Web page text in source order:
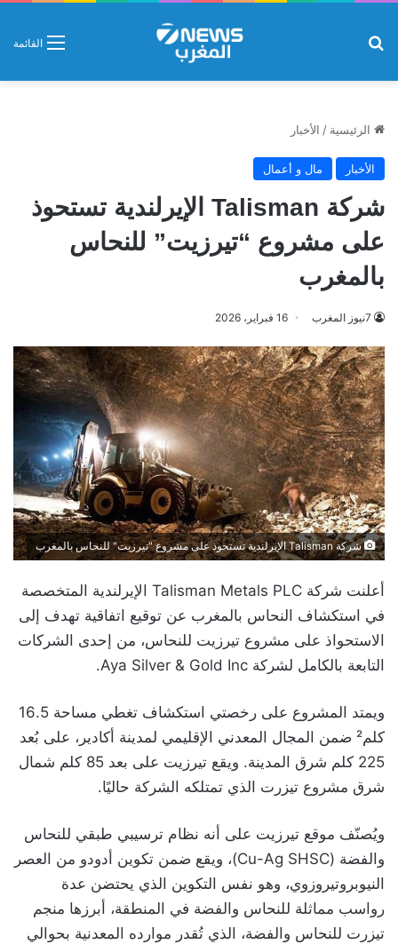
القائمة
الرئيسية / الأخبار
الأخبار مال و أعمال
شركة Talisman الإيرلندية تستحوذ
على مشروع “تيرزيت” للنحاس
بالمغرب
7نيوز المغرب 16 فبراير، 2026
شركة Talisman الإيرلندية تستحوذ على مشروع "تيرزيت" للنحاس بالمغرب
أعلنت شركة Talisman Metals PLC الإيرلندية المتخصصة
في استكشاف النحاس بالمغرب عن توقيع اتفاقية تهدف إلى
الاستحواذ على مشروع تيرزيت للنحاس، من إحدى الشركات
التابعة بالكامل لشركة Aya Silver & Gold Inc.
ويمتد المشروع على رخصتي استكشاف تغطي مساحة 16.5
كلم² ضمن المجال المعدني الإقليمي لمدينة أكادير، على بُعد
225 كلم شرق المدينة. ويقع تيرزيت على بعد 85 كلم شمال
شرق مشروع تيزرت الذي تمتلكه الشركة حاليًا.
ويُصنّف موقع تيرزيت على أنه نظام ترسيبي طبقي للنحاس
والفضة (Cu-Ag SHSC)، ويقع ضمن تكوين أدودو من العصر
النيوبروتيروزوي، وهو نفس التكوين الذي يحتضن عدة
رواسب مماثلة للنحاس والفضة في المنطقة، أبرزها منجم
تيزرت للنحاس والفضة، الذي تُقدر موارده المعدنية بحوالي